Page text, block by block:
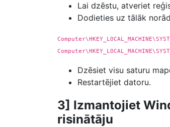
Lai dzēstu, atveriet
Dodieties uz tālāk
Dzēsiet visu saturu
Restartējiet datoru.
3] Izmantojiet
risinātāju